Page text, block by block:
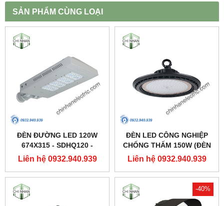
SẢN PHẨM CÙNG LOẠI
ĐÈN ĐƯỜNG LED 120W
674X315 - SDHQ120 -
DUHAL
Liên hệ 0932.940.939
ĐÈN LED CÔNG NGHIỆP
CHỐNG THẤM 150W (ĐÈN
HIGHBAY NHÀ XƯỞNG) -
DDB150 - DUHAL
Liên hệ 0932.940.939
-40%